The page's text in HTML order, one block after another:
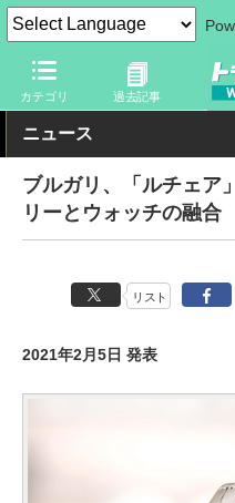
カテゴリ 過去記事
トラベル Watch 旅のアイテム
ニュース
ブルガリ、「ルチェア
リーとウォッチの融合
リスト
2021年2月5日 発表